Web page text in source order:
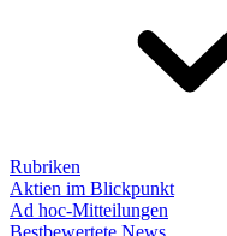
Rubriken
Aktien im Blickpunkt
Ad hoc-Mitteilungen
Bestbewertete News